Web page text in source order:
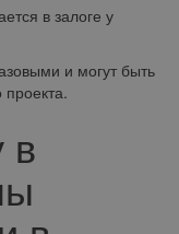
в залоге у
и могут быть
проекта.
в